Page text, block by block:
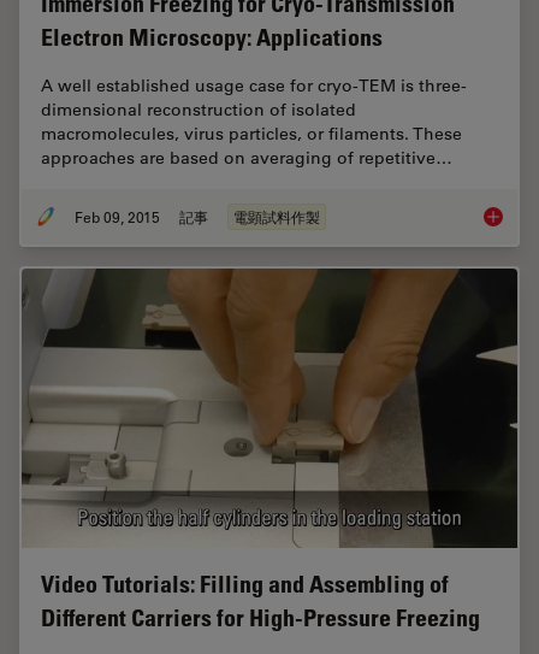
Electron Microscopy: Applications
A well established usage case for cryo-TEM is three-
dimensional reconstruction of isolated
macromolecules, virus particles, or filaments. These
approaches are based on averaging of repetitive…
Feb 09, 2015 記事 電顕試料作製
Video Tutorials: Filling and Assembling of
Different Carriers for High-Pressure Freezing